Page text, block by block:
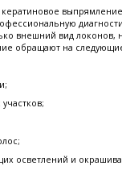
внешний вид локонов,
обращают на
осветлений и